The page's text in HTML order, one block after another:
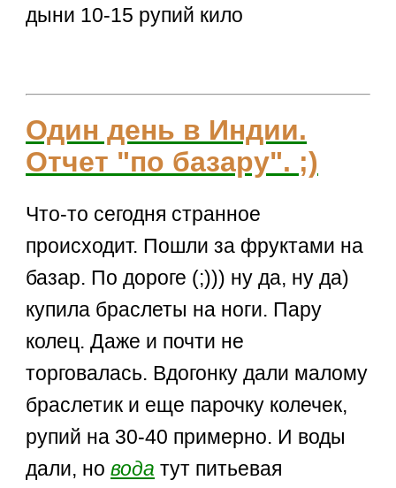
дыни 10-15 рупий кило
Один день в Индии.
Отчет "по базару". ;)
Что-то сегодня странное
происходит. Пошли за фруктами на
базар. По дороге (;))) ну да, ну да)
купила браслеты на ноги. Пару
колец. Даже и почти не
торговалась. Вдогонку дали малому
браслетик и еще парочку колечек,
рупий на 30-40 примерно. И воды
дали, новода тут питьевая